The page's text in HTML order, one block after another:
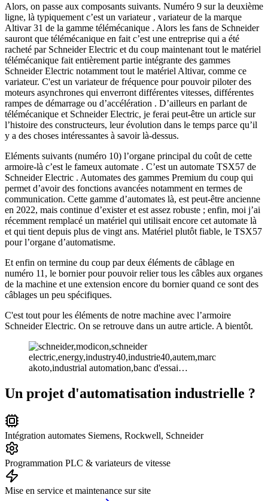
Alors, on passe aux composants suivants. Numéro 9 sur la deuxième
ligne, là typiquement c’est un variateur , variateur de la marque
Altivar 31 de la gamme télémécanique . Alors les fans de Schneider
sauront que télémécanique en fait c’est une entreprise qui a été
racheté par Schneider Electric et du coup maintenant tout le matériel
télémécanique fait entièrement partie intégrante des gammes
Schneider Electric notamment tout le matériel Altivar, comme ce
variateur. C'est un variateur de fréquence pour pouvoir piloter des
moteurs asynchrones qui enverront différentes vitesses, différentes
rampes de démarrage ou d’accélération . D’ailleurs en parlant de
télémécanique et Schneider Electric, je ferai peut-être un article sur
l’histoire des constructeurs, leur évolution dans le temps parce qu’il
y a des choses intéressantes à savoir là-dessus.
Eléments suivants (numéro 10) l’organe principal du coût de cette
armoire-là c’est le fameux automate . C’est un automate TSX57 de
Schneider Electric . Automates des gammes Premium du coup qui
permet d’avoir des fonctions avancées notamment en termes de
communication. Cette gamme d’automates là, est peut-être ancienne
en 2022, mais continue d’exister et est assez robuste ; enfin, moi j’ai
récemment remplacé un matériel qui utilisait encore cet automate là
et qui tient depuis plus de vingt ans. Matériel plutôt fiable, le TSX57
pour l’organe d’automatisme.
Et enfin on termine du coup par deux éléments de câblage en
numéro 11, le bornier pour pouvoir relier tous les câbles aux organes
de la machine et une extension encore du bornier quand ce sont des
câblages un peu spécifiques.
C'est tout pour les éléments de notre machine avec l’armoire
Schneider Electric. On se retrouve dans un autre article. A bientôt.
Un projet d'automatisation industrielle ?
Intégration automates Siemens, Rockwell, Schneider
Programmation PLC & variateurs de vitesse
Mise en service et maintenance sur site